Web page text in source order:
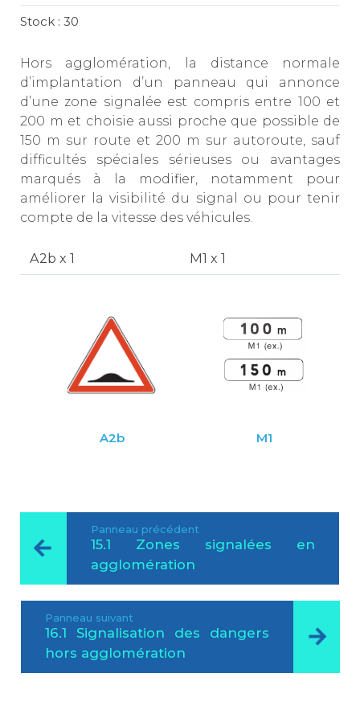
Stock : 30
Hors agglomération, la distance normale
d’implantation d’un panneau qui annonce
d’une zone signalée est compris entre 100 et
200 m et choisie aussi proche que possible de
150 m sur route et 200 m sur autoroute, sauf
difficultés spéciales sérieuses ou avantages
marqués à la modifier, notamment pour
améliorer la visibilité du signal ou pour tenir
compte de la vitesse des véhicules.
A2b x 1 M1 x 1
A2b M1
Panneau précédent
15.1 Zones signalées en
agglomération
Panneau suivant
16.1 Signalisation des dangers
hors agglomération